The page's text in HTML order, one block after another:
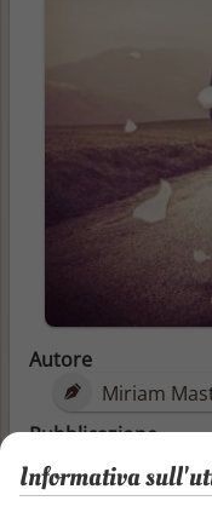
Autore
Miriam
Pubblicazione
14/01/2014
Categorie
Informativa